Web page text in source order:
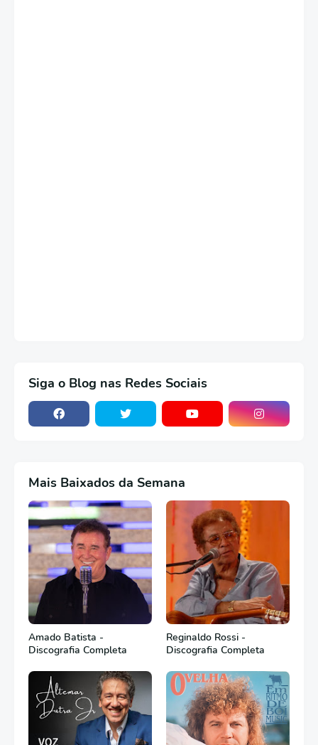
Siga o Blog nas Redes Sociais
Mais Baixados da Semana
Amado Batista -
Discografia Completa
Reginaldo Rossi -
Discografia Completa